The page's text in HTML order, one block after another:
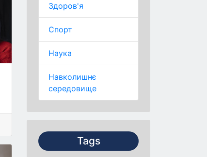
Здоров'я
Спорт
Наука
Навколишнє
середовище
Tags